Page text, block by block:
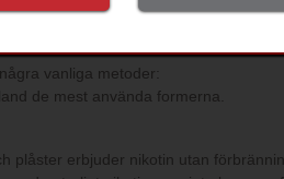
vanliga metoder:
de mest använda formerna.
plåster erbjuder nikotin utan